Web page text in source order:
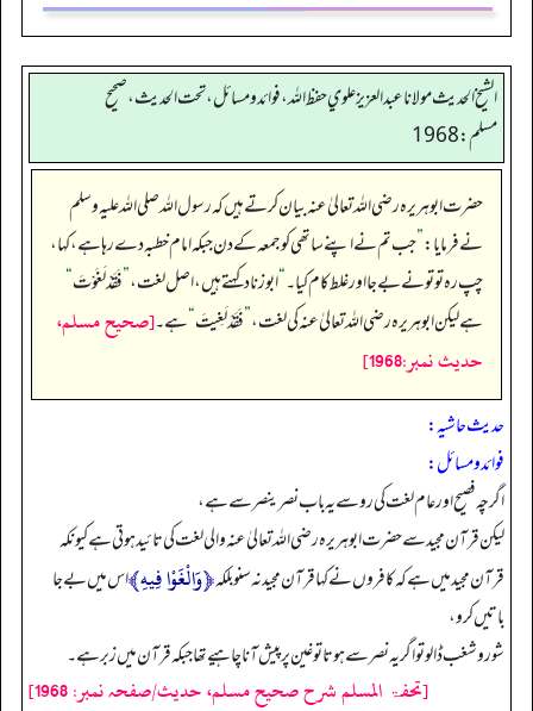
الشيخ الحديث مولانا عبدالعزيز علوي حفظ الله، فوائد و مسائل، تحت الحديث ، صحيح
مسلم: 1968
حضرت ابوہریرہ رضی اللہ تعالیٰ عنہ بیان کرتے ہیں کہ رسول اللہ صلی اللہ علیہ وسلم
نے فرمایا:”جب تم نے اپنے ساتھی کو جمعہ کے دن جبکہ امام خطبہ دے رہا ہے، کہا،
چپ رہ تو تو نے بے جا اور غلط کام کیا۔“ابوزناد کہتے ہیں، اصل لغت،”فَقَدْ لَغَوْتَ“
ہے لیکن ابوہریرہ رضی اللہ تعالیٰ عنہ کی لغت،”فَقَدْ لَغِيتَ“ہے۔[صحيح مسلم،
حديث نمبر:1968]
حدیث حاشیہ:
فوائد ومسائل:
اگرچہ فصیح اور عام لغت کی رو سے یہ باب نصر ینصر سے ہے،
لیکن قرآن مجید سے حضرت ابوہریرہ رضی اللہ تعالیٰ عنہ والی لغت کی تائید ہوتی ہے کیونکہ
قرآن مجید میں ہے کہ کافروں نے کہا قرآن مجید نہ سنو بلکہ﴿وَالْغَوْا فِيهِ﴾اس میں بے جا
باتیں کرو،
شور وشغب ڈالو تو اگر یہ نصر سے ہوتا تو غین پر پیش آنا چاہیے تھا جبکہ قرآن میں زبر ہے۔
[تحفۃ المسلم شرح صحیح مسلم، حدیث/صفحہ نمبر: 1968]